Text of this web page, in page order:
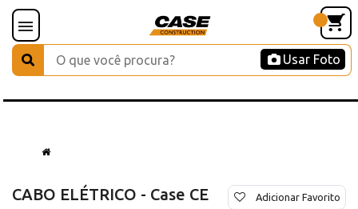
Usar Foto
CABO ELÉTRICO - Case CE Adicionar Favorito